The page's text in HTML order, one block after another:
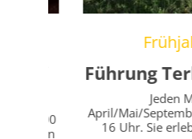
Führung
Jeden
April/Mai/
16 Uhr. Sie